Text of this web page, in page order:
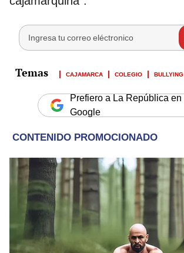
CAJAMARCA COLEGIO BULLYING
Prefiero a La República en
Google